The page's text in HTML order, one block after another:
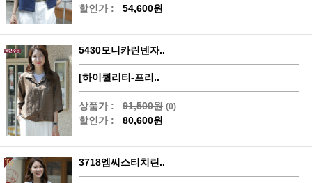
할인가 : 54,600원
5430모니카린넨자..
[하이퀄리티-프리..
상품가 : 91,500원 (0)
할인가 : 80,600원
3718엠씨스티치린..